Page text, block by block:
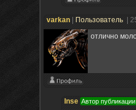
varkan Пользователь
|
отлично
Inse Автор публикации